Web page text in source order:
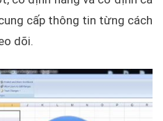
cấp thông tin từng cách
dõi.